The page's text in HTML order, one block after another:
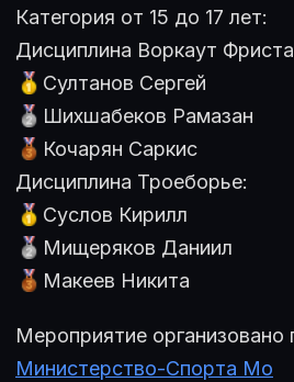
Категория от 15 до 17 лет:
Дисциплина Воркаут
Султанов Сергей
Шихшабеков Рамазан
Кочарян Саркис
Дисциплина Троеборье:
Суслов Кирилл
Мищеряков Даниил
Макеев Никита
Мероприятие
Министерство-Спорта Мо